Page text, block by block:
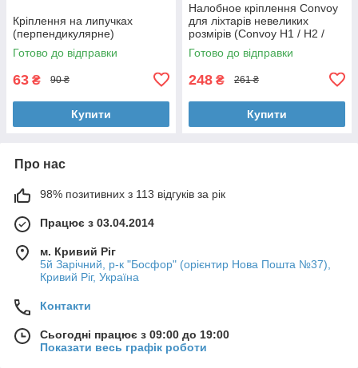
Кріплення на липучках
(перпендикулярне)
Готово до відправки
63 ₴ 90 ₴
Купити
Налобное кріплення Convoy
для ліхтарів невеликих
розмірів (Convoy H1 / H2 /
H3)
Готово до відправки
248 ₴ 261 ₴
Купити
Про нас
98% позитивних з 113 відгуків за рік
Працює з 03.04.2014
м. Кривий Ріг
5й Зарічний, р-к "Босфор" (орієнтир Нова Пошта №37),
Кривий Ріг, Україна
Контакти
Сьогодні працює з 09:00 до 19:00
Показати весь графік роботи